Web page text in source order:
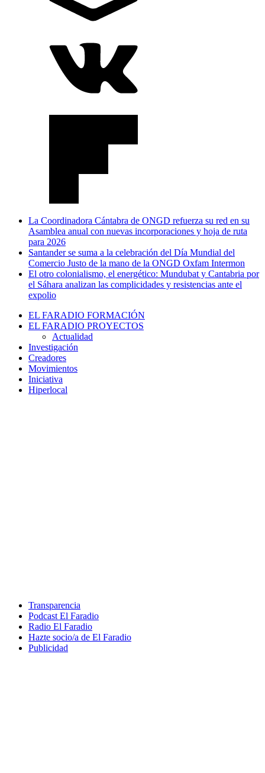
La Coordinadora Cántabra de ONGD refuerza su red en su
Asamblea anual con nuevas incorporaciones y hoja de ruta
para 2026
Santander se suma a la celebración del Día Mundial del
Comercio Justo de la mano de la ONGD Oxfam Intermon
El otro colonialismo, el energético: Mundubat y Cantabria por
el Sáhara analizan las complicidades y resistencias ante el
expolio
EL FARADIO FORMACIÓN
EL FARADIO PROYECTOS
Actualidad
Investigación
Creadores
Movimientos
Iniciativa
Hiperlocal
Transparencia
Podcast El Faradio
Radio El Faradio
Hazte socio/a de El Faradio
Publicidad